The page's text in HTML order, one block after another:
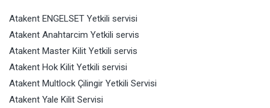
Atakent ENGELSET Yetkili servisi
Atakent Anahtarcim Yetkili servis
Atakent Master Kilit Yetkili servis
Atakent Hok Kilit Yetkili servisi
Atakent Multlock Çilingir Yetkili Servisi
Atakent Yale Kilit Servisi